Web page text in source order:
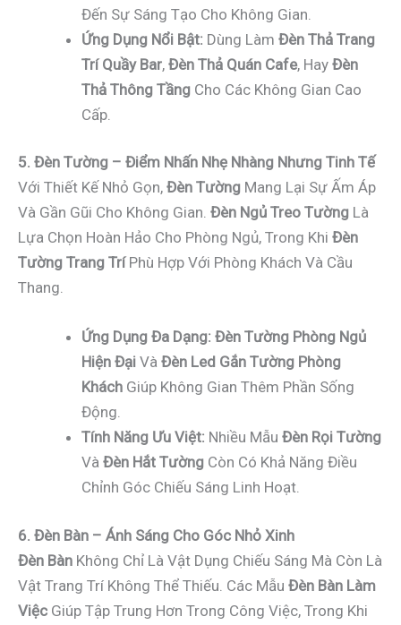
Đến Sự Sáng Tạo Cho Không Gian.
Ứng Dụng Nổi Bật: Dùng Làm Đèn Thả Trang
Trí Quầy Bar, Đèn Thả Quán Cafe, Hay Đèn
Thả Thông Tầng Cho Các Không Gian Cao
Cấp.
5. Đèn Tường – Điểm Nhấn Nhẹ Nhàng Nhưng Tinh Tế
Với Thiết Kế Nhỏ Gọn, Đèn Tường Mang Lại Sự Ấm Áp
Và Gần Gũi Cho Không Gian. Đèn Ngủ Treo Tường Là
Lựa Chọn Hoàn Hảo Cho Phòng Ngủ, Trong Khi Đèn
Tường Trang TríPhù Hợp Với Phòng Khách Và Cầu
Thang.
Ứng Dụng Đa Dạng: Đèn Tường Phòng Ngủ
Hiện Đại Và Đèn Led Gắn Tường Phòng
Khách Giúp Không Gian Thêm Phần Sống
Động.
Tính Năng Ưu Việt: Nhiều Mẫu Đèn Rọi Tường
Và Đèn Hắt Tường Còn Có Khả Năng Điều
Chỉnh Góc Chiếu Sáng Linh Hoạt.
6. Đèn Bàn – Ánh Sáng Cho Góc Nhỏ Xinh
Đèn Bàn Không Chỉ Là Vật Dụng Chiếu Sáng Mà Còn Là
Vật Trang Trí Không Thể Thiếu. Các Mẫu Đèn Bàn Làm
Việc Giúp Tập Trung Hơn Trong Công Việc, Trong Khi